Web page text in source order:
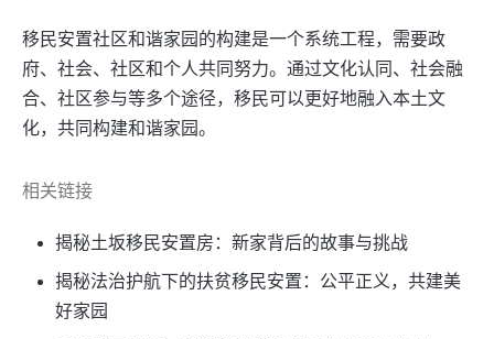
移民安置社区和谐家园的构建是一个系统工程，需要政
府、社会、社区和个人共同努力。通过文化认同、社会融
合、社区参与等多个途径，移民可以更好地融入本土文
化，共同构建和谐家园。
相关链接
揭秘土坂移民安置房：新家背后的故事与挑战
揭秘法治护航下的扶贫移民安置：公平正义，共建美
好家园